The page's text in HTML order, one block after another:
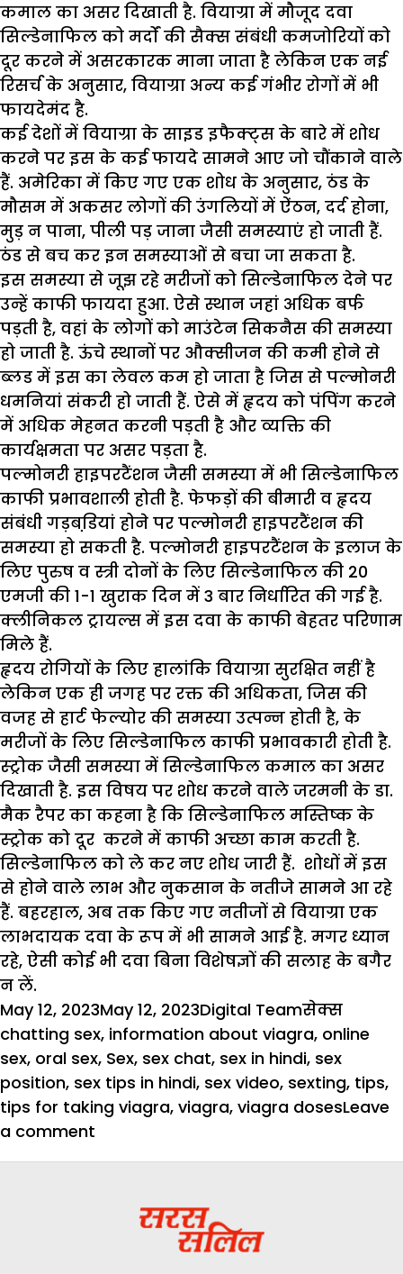
कमाल का असर दिखाती है. वियाग्रा में मौजूद दवा
सिल्डेनाफिल को मर्दों की सैक्स संबंधी कमजोरियों को
दूर करने में असरकारक माना जाता है लेकिन एक नई
रिसर्च के अनुसार, वियाग्रा अन्य कई गंभीर रोगों में भी
फायदेमंद है.
कई देशों में वियाग्रा के साइड इफैक्ट्स के बारे में शोध
करने पर इस के कई फायदे सामने आए जो चौंकाने वाले
हैं. अमेरिका में किए गए एक शोध के अनुसार, ठंड के
मौसम में अकसर लोगों की उंगलियों में ऐंठन, दर्द होना,
मुड़ न पाना, पीली पड़ जाना जैसी समस्याएं हो जाती हैं.
ठंड से बच कर इन समस्याओं से बचा जा सकता है.
इस समस्या से जूझ रहे मरीजों को सिल्डेनाफिल देने पर
उन्हें काफी फायदा हुआ. ऐसे स्थान जहां अधिक बर्फ
पड़ती है, वहां के लोगों को माउंटेन सिकनैस की समस्या
हो जाती है. ऊंचे स्थानों पर औक्सीजन की कमी होने से
ब्लड में इस का लेवल कम हो जाता है जिस से पल्मोनरी
धमनियां संकरी हो जाती हैं. ऐसे में हृदय को पंपिंग करने
में अधिक मेहनत करनी पड़ती है और व्यक्ति की
कार्यक्षमता पर असर पड़ता है.
पल्मोनरी हाइपरटैंशन जैसी समस्या में भी सिल्डेनाफिल
काफी प्रभावशाली होती है. फेफड़ों की बीमारी व हृदय
संबंधी गड़बडि़यां होने पर पल्मोनरी हाइपरटैंशन की
समस्या हो सकती है. पल्मोनरी हाइपरटैंशन के इलाज के
लिए पुरुष व स्त्री दोनों के लिए सिल्डेनाफिल की 20
एमजी की 1-1 खुराक दिन में 3 बार निर्धारित की गई है.
क्लीनिकल ट्रायल्स में इस दवा के काफी बेहतर परिणाम
मिले हैं.
हृदय रोगियों के लिए हालांकि वियाग्रा सुरक्षित नहीं है
लेकिन एक ही जगह पर रक्त की अधिकता, जिस की
वजह से हार्ट फेल्योर की समस्या उत्पन्न होती है, के
मरीजों के लिए सिल्डेनाफिल काफी प्रभावकारी होती है.
स्ट्रोक जैसी समस्या में सिल्डेनाफिल कमाल का असर
दिखाती है. इस विषय पर शोध करने वाले जरमनी के डा.
मैक रैपर का कहना है कि सिल्डेनाफिल मस्तिष्क के
स्ट्रोक को दूर करने में काफी अच्छा काम करती है.
सिल्डेनाफिल को ले कर नए शोध जारी हैं. शोधों में इस
से होने वाले लाभ और नुकसान के नतीजे सामने आ रहे
हैं. बहरहाल, अब तक किए गए नतीजों से वियाग्रा एक
लाभदायक दवा के रूप में भी सामने आई है. मगर ध्यान
रहे, ऐसी कोई भी दवा बिना विशेषज्ञों की सलाह के बगैर
न लें.
Posted
on
May 12, 2023May 12, 2023Author
Digital TeamCategories
सेक्सTags
chatting sex, information about viagra, online
sex, oral sex, Sex, sex chat, sex in hindi, sex
position, sex tips in hindi, sex video, sexting, tips,
tips for taking viagra, viagra, viagra dosesLeave
a comment